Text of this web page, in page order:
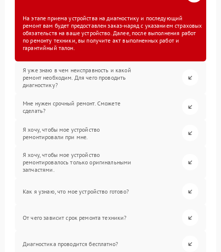
На этапе приема устройства на диагностику и последующий
ремонт вам будет предоставлен заказ-наряд с указанием страховых
обязательств на ваше устройство. Далее, после выполнения работ
по ремонту техники, вы получите акт выполненных работ и
гарантийный талон.
Я уже знаю в чем неисправность и какой
ремонт необходим. Для чего проводить
диагностику?
Мне нужен срочный ремонт. Сможете
сделать?
Я хочу, чтобы мое устройство
ремонтировали при мне.
Я хочу, чтобы мое устройство
ремонтировалось только оригинальными
запчастями.
Как я узнаю, что мое устройство готово?
От чего зависит срок ремонта техники?
Диагностика проводится бесплатно?